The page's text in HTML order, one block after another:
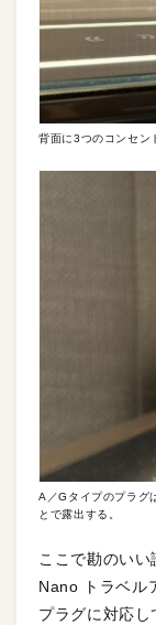
背面に3つのコンセン
A／Gタイプのプラグ
とで露出する。
ここで勘のい
Nano トラベル
プラグに対応